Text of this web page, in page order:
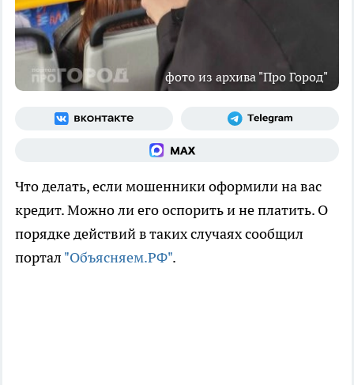
фото из архива "Про Город"
Что делать, если мошенники оформили на вас
кредит. Можно ли его оспорить и не платить. О
порядке действий в таких случаях сообщил
портал "Объясняем.РФ".